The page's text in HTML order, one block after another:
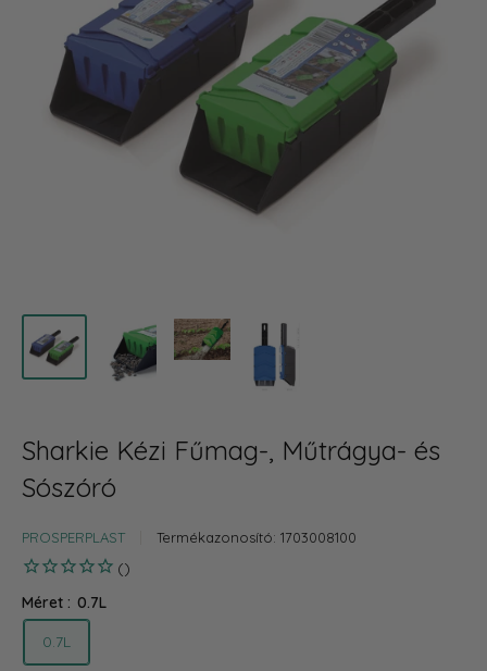
Sharkie Kézi Fűmag-, Műtrágya- és
Sószóró
PROSPERPLAST Termékazonosító: 1703008100
Méret : 0.7L
0.7L